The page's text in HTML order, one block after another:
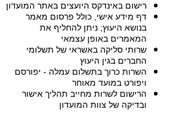
רישום באינדקס היועצים באתר המועדון
דף מידע אישי, כולל פרסום מאמר
בנושא היעוץ; ניתן להחליף את
המאמרים באופן עצמאי
שרותי סליקה באשראי של תשלומי
החברים בגין היעוץ
השרות כרוך בתשלום עמלה - יפורסם
ויפורט במועד מאוחר
הרישום לשרות מחייב תהליך אישור
ובדיקה של צוות המועדון